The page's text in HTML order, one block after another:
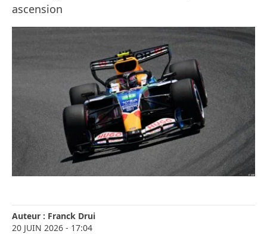
ascension
Auteur : Franck Drui
20 JUIN 2026 - 17:04